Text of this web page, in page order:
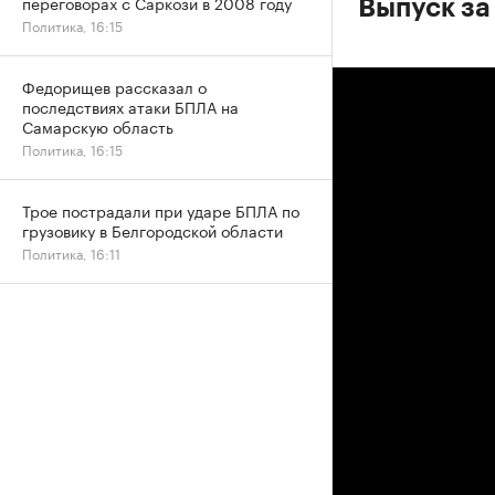
Выпуск
Политика, 16:15
Федорищев рассказал о
последствиях атаки БПЛА на
Самарскую область
Политика, 16:15
Трое пострадали при ударе БПЛА по
грузовику в Белгородской области
Политика, 16:11